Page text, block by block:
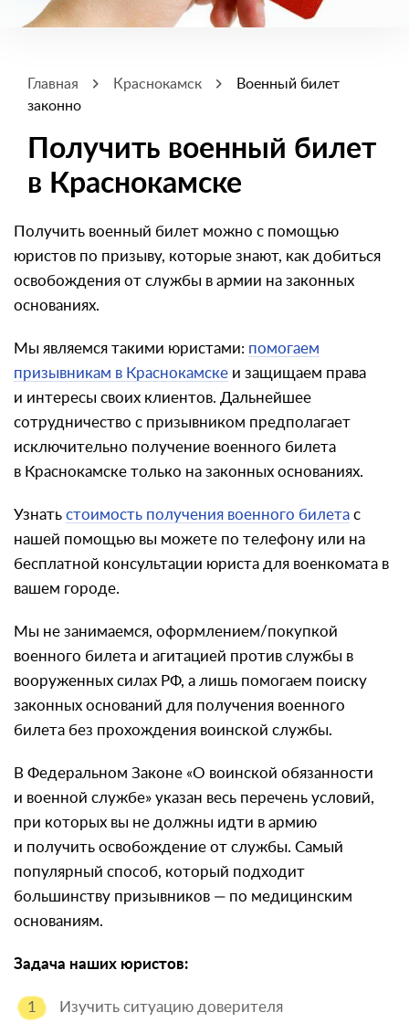
Главная Краснокамск
Военный билет
законно
Получить военный билет
в Краснокамске
Получить военный билет можно с помощью
юристов по призыву, которые знают, как добиться
освобождения от службы в армии на законных
основаниях.
Мы являемся такими юристами: помогаем
призывникам в Краснокамске и защищаем права
и интересы своих клиентов. Дальнейшее
сотрудничество с призывником предполагает
исключительно получение военного билета
в Краснокамске только на законных основаниях.
Узнать стоимость получения военного билета с
нашей помощью вы можете по телефону или на
бесплатной консультации юриста для военкомата в
вашем городе.
Мы не занимаемся, оформлением/покупкой
военного билета и агитацией против службы в
вооруженных силах РФ, а лишь помогаем поиску
законных оснований для получения военного
билета без прохождения воинской службы.
В Федеральном Законе «О воинской обязанности
и военной службе» указан весь перечень условий,
при которых вы не должны идти в армию
и получить освобождение от службы. Самый
популярный способ, который подходит
большинству призывников — по медицинским
основаниям.
Задача наших юристов:
Изучить ситуацию доверителя